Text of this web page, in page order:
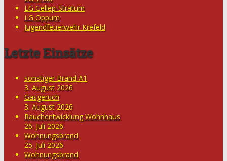
LG Gellep-Stratum
LG Oppum
Jugendfeuerwehr Krefeld
Letzte Einsätze
sonstiger Brand A1
3. August 2026
Gasgeruch
3. August 2026
Rauchentwicklung Wohnhaus
26. Juli 2026
Wohnungsbrand
25. Juli 2026
Wohnungsbrand